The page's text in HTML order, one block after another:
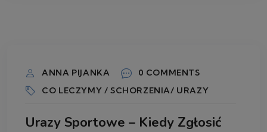
ANNA PIJANKA
0 COMMENTS
CO LECZYMY / SCHORZENIA/ URAZY
Urazy Sportowe – Kiedy Zgłosić